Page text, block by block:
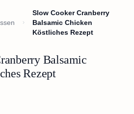
Slow Cooker Cranberry
Balsamic Chicken
Köstliches Rezept
Balsamic
Rezept